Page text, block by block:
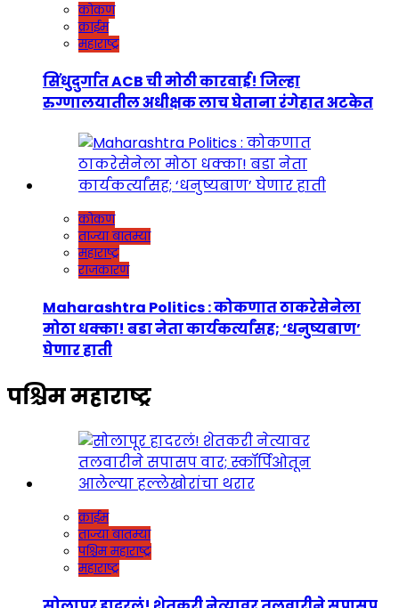
कोकण
क्राईम
महाराष्ट्र
सिंधुदुर्गात ACB ची मोठी कारवाई! जिल्हा
रुग्णालयातील अधीक्षक लाच घेताना रंगेहात अटकेत
कोकण
ताज्या बातम्या
महाराष्ट्र
राजकारण
Maharashtra Politics : कोकणात ठाकरेसेनेला
मोठा धक्का! बडा नेता कार्यकर्त्यांसह; ‘धनुष्यबाण’
घेणार हाती
पश्चिम महाराष्ट्र
क्राईम
ताज्या बातम्या
पश्चिम महाराष्ट्र
महाराष्ट्र